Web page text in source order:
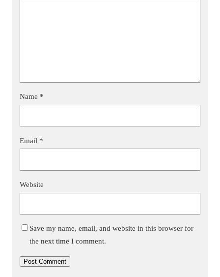
Name *
Email *
Website
Save my name, email, and website in this browser for
the next time I comment.